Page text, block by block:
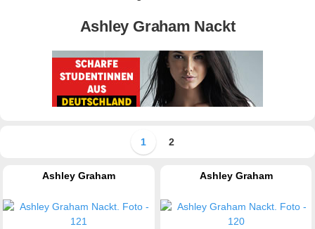
Ashley Graham Nackt
1 2
Ashley Graham Ashley Graham